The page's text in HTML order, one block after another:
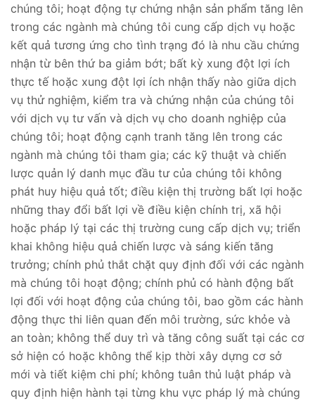
chúng tôi; hoạt động tự chứng nhận sản phẩm tăng lên
trong các ngành mà chúng tôi cung cấp dịch vụ hoặc
kết quả tương ứng cho tình trạng đó là nhu cầu chứng
nhận từ bên thứ ba giảm bớt; bất kỳ xung đột lợi ích
thực tế hoặc xung đột lợi ích nhận thấy nào giữa dịch
vụ thử nghiệm, kiểm tra và chứng nhận của chúng tôi
với dịch vụ tư vấn và dịch vụ cho doanh nghiệp của
chúng tôi; hoạt động cạnh tranh tăng lên trong các
ngành mà chúng tôi tham gia; các kỹ thuật và chiến
lược quản lý danh mục đầu tư của chúng tôi không
phát huy hiệu quả tốt; điều kiện thị trường bất lợi hoặc
những thay đổi bất lợi về điều kiện chính trị, xã hội
hoặc pháp lý tại các thị trường cung cấp dịch vụ; triển
khai không hiệu quả chiến lược và sáng kiến tăng
trưởng; chính phủ thắt chặt quy định đối với các ngành
mà chúng tôi hoạt động; chính phủ có hành động bất
lợi đối với hoạt động của chúng tôi, bao gồm các hành
động thực thi liên quan đến môi trường, sức khỏe và
an toàn; không thể duy trì và tăng công suất tại các cơ
sở hiện có hoặc không thể kịp thời xây dựng cơ sở
mới và tiết kiệm chi phí; không tuân thủ luật pháp và
quy định hiện hành tại từng khu vực pháp lý mà chúng